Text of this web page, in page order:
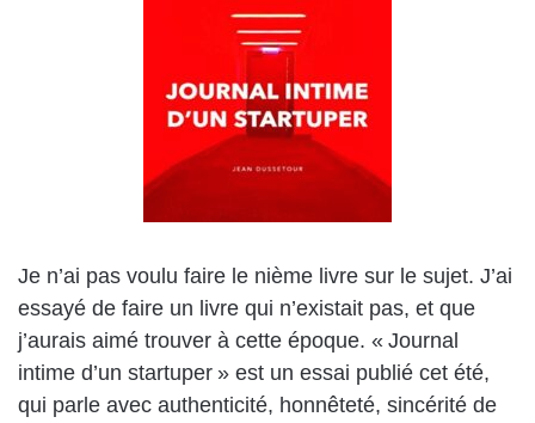
Je n’ai pas voulu faire le nième livre sur le sujet. J’ai
essayé de faire un livre qui n’existait pas, et que
j’aurais aimé trouver à cette époque. « Journal
intime d’un startuper » est un essai publié cet été,
qui parle avec authenticité, honnêteté, sincérité de